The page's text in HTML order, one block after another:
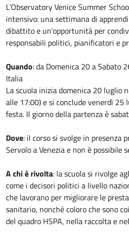
L’Observatory Venice Summer
intensivo: una settimana di
dibattito e un'opportunità per
responsabili politici, pianificatori e
Quando: da Domenica 20 a Sabato
Italia
La scuola inizia domenica 20 luglio
alle 17:00) e si conclude venerdì 25
festa. Il giorno della partenza è
Dove: il corso si svolge in presenza
Servolo a Venezia e non è possibile
A chi è rivolta: la scuola si rivolge
come i decisori politici a livello
che lavorano per migliorare le
sanitario, nonché coloro che sono
del quadro HSPA, nella raccolta e